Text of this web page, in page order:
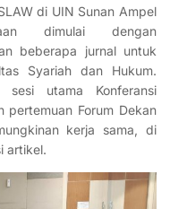
di UIN Sunan Ampel
dimulai dengan
beberapa jurnal untuk
Syariah dan Hukum.
sesi utama Konferansi
pertemuan Forum Dekan
kerja sama, di
artikel.